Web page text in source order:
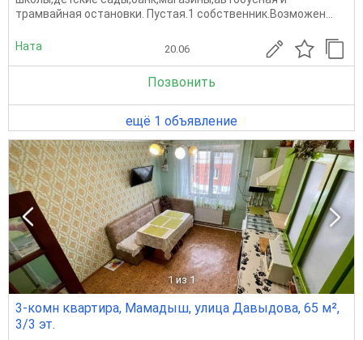
трамвайная остановки. Пустая.1 собственник.Возможен...
Ната 20.06
Позвонить
ещё 1 объявление
1 из 1
3-комн квартира, Мамадыш, улица Давыдова, 65 м²,
3/3 эт.